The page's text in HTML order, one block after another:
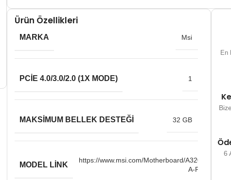
Ürün Özellikleri
MARKA Msi
PCIE 4.0/3.0/2.0 (1X MODE) 1
MAKSIMUM BELLEK DESTEĞI 32 GB
MODEL LINK
https://www.msi.com/Motherboard/A320M-
A-PRO
En
6